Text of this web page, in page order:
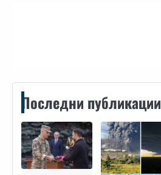
Последни публикации